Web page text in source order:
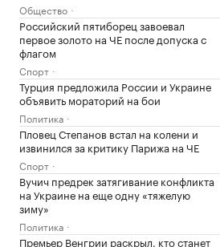
Общество
Российский пятиборец завоевал
первое золото на ЧЕ после допуска с
флагом
Спорт
Турция предложила России и Украине
объявить мораторий на бои
Политика
Пловец Степанов встал на колени и
извинился за критику Парижа на ЧЕ
Спорт
Вучич предрек затягивание конфликта
на Украине на еще одну «тяжелую
зиму»
Политика
Премьер Венгрии раскрыл, кто станет